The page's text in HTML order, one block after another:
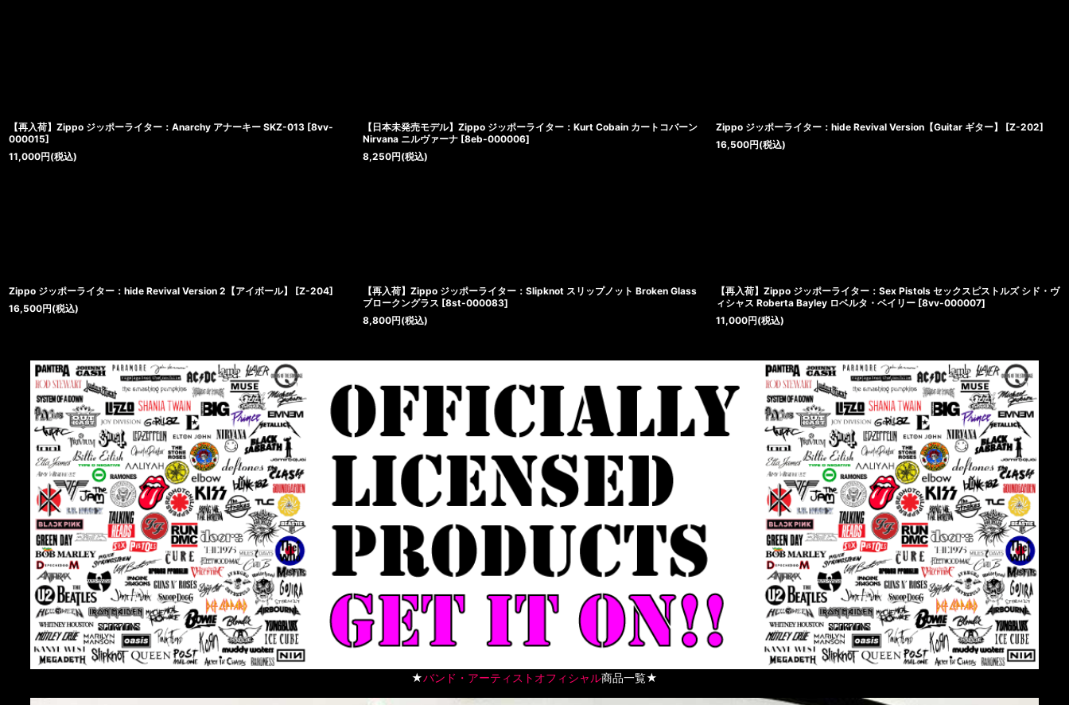
【再入荷】Zippo ジッポーライター：Anarchy アナーキー SKZ-013 [8vv-
000015]
11,000円(税込)
【日本未発売モデル】Zippo ジッポーライター：Kurt Cobain カートコバーン
Nirvana ニルヴァーナ [8eb-000006]
8,250円(税込)
Zippo ジッポーライター：hide Revival Version【Guitar ギター】 [Z-202]
16,500円(税込)
Zippo ジッポーライター：hide Revival Version 2【アイボール】 [Z-204]
16,500円(税込)
【再入荷】Zippo ジッポーライター：Slipknot スリップノット Broken Glass
ブロークングラス [8st-000083]
8,800円(税込)
【再入荷】Zippo ジッポーライター：Sex Pistols セックスピストルズ シド・ヴ
ィシャス Roberta Bayley ロベルタ・ベイリー [8vv-000007]
11,000円(税込)
★バンド・アーティストオフィシャル商品一覧★